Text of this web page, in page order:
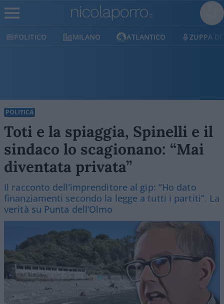
POLITICO MILANO ATLANTICO ZUPPA DI
POLITICA
Toti e la spiaggia, Spinelli e il
sindaco lo scagionano: “Mai
diventata privata”
Il racconto dell’imprenditore al gip: “Ho dato
finanziamenti secondo la legge a tutti i partiti”. La
verità su Punta dell’Olmo